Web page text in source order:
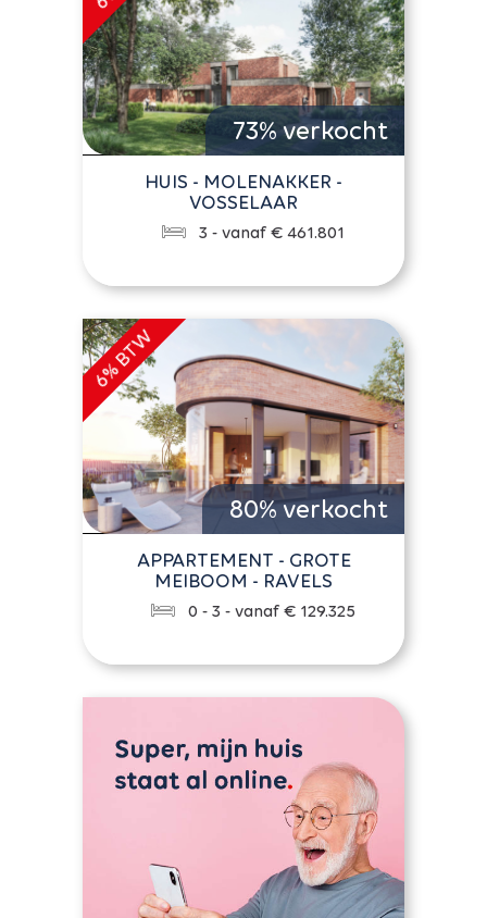
73% verkocht
HUIS - MOLENAKKER -
VOSSELAAR
3 - vanaf € 461.801
80% verkocht
APPARTEMENT - GROTE
MEIBOOM - RAVELS
0 - 3 - vanaf € 129.325